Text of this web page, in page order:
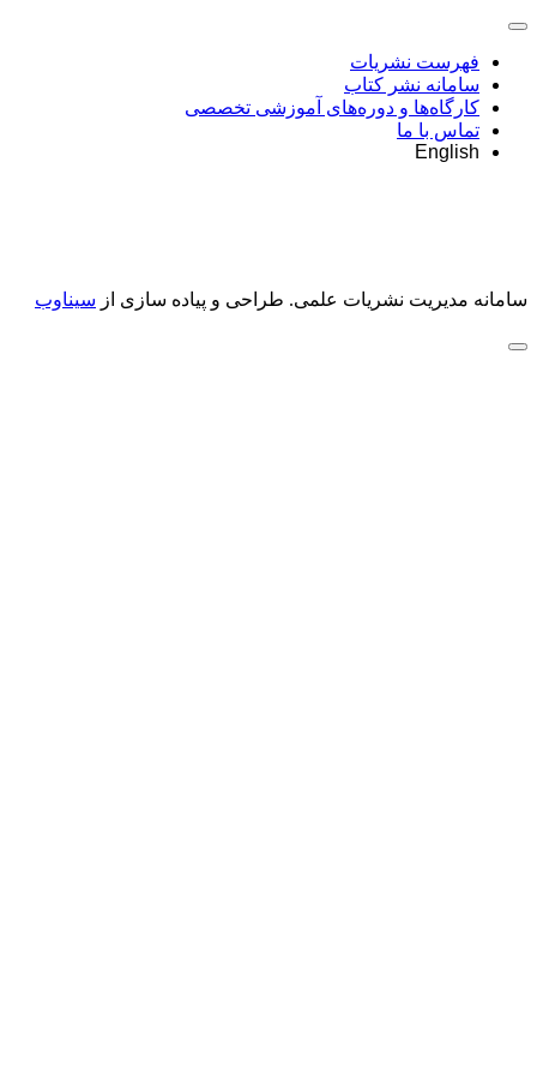
فهرست نشریات
سامانه نشر کتاب
کارگاه‌ها و دوره‌های آموزشی تخصصی
تماس با ما
English
سامانه مدیریت نشریات علمی. طراحی و پیاده سازی از سیناوب